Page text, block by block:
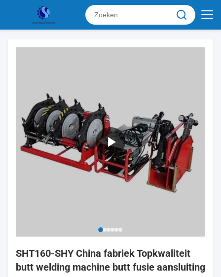
SHT160-SHY China fabriek Topkwaliteit
butt welding machine butt fusie aansluiting